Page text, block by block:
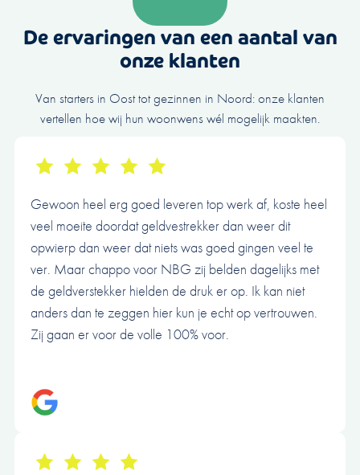
De ervaringen van een aantal van
onze klanten
Van starters in Oost tot gezinnen in Noord: onze klanten
vertellen hoe wij hun woonwens wél mogelijk maakten.
Gewoon heel erg goed leveren top werk af, koste heel
veel moeite doordat geldvestrekker dan weer dit
opwierp dan weer dat niets was goed gingen veel te
ver. Maar chappo voor NBG zij belden dagelijks met
de geldverstekker hielden de druk er op. Ik kan niet
anders dan te zeggen hier kun je echt op vertrouwen.
Zij gaan er voor de volle 100% voor.